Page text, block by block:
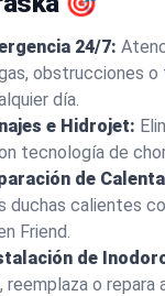
24/7:
obstrucciones
día.
e Hidrojet:
tecnología de
de
duchas calientes
Friend.
de
reemplaza o repara